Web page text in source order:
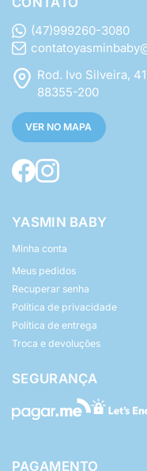
(47)999260-3080
Rod. Ivo Silveira,
88355-200
VER NO MAPA
YASMIN BABY
Minha conta
Meus pedidos
Recuperar senha
Política de privacidade
Política de entrega
Troca e devoluções
SEGURANÇA
PAGAMENTO